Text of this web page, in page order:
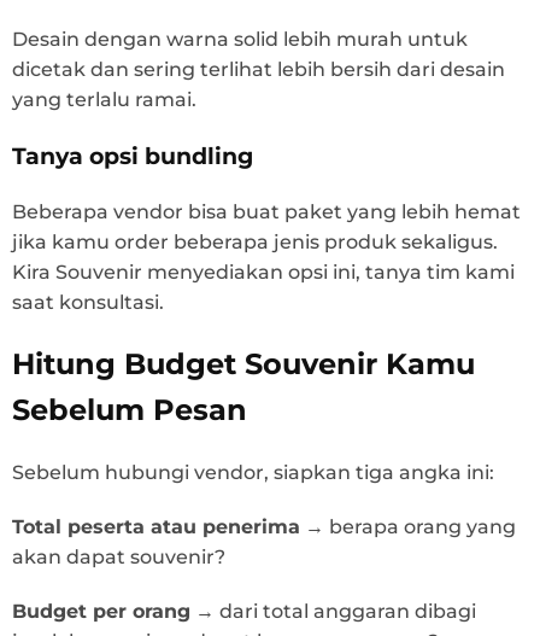
Desain dengan warna solid lebih murah untuk
dicetak dan sering terlihat lebih bersih dari desain
yang terlalu ramai.
Tanya opsi bundling
Beberapa vendor bisa buat paket yang lebih hemat
jika kamu order beberapa jenis produk sekaligus.
Kira Souvenir menyediakan opsi ini, tanya tim kami
saat konsultasi.
Hitung Budget Souvenir Kamu
Sebelum Pesan
Sebelum hubungi vendor, siapkan tiga angka ini:
Total peserta atau penerima → berapa orang yang
akan dapat souvenir?
Budget per orang → dari total anggaran dibagi